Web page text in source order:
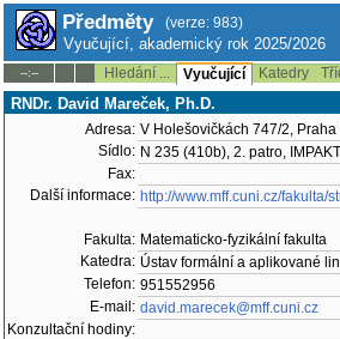
Předměty (verze: 983)
Vyučující, akademický rok 2025/2026
--:-- Hledání ... Vyučující Katedry
RNDr. David Mareček, Ph.D.
Adresa: V Holešovičkách 747/2, Praha
Sídlo: N 235 (410b), 2. patro, IMPAKT
Fax:
Další informace: http://www.mff.cuni.cz/fakulta/
Fakulta: Matematicko-fyzikální fakulta
Katedra: Ústav formální a aplikované
Telefon: 951552956
E-mail: david.marecek@mff.cuni.cz
Konzultační hodiny: